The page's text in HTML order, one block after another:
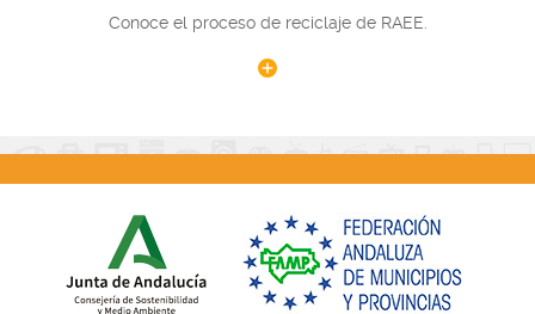
Conoce el proceso de reciclaje de RAEE.